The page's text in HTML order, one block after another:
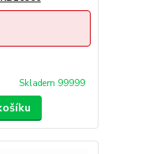
Skladem 99999